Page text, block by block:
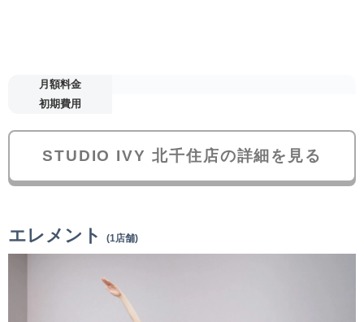
月額料金
初期費用
STUDIO IVY 北千住店の詳細を見る
エレメント (1店舗)